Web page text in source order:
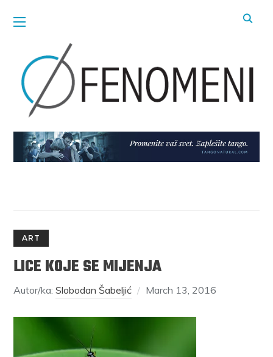
ART
LICE KOJE SE MIJENJA
Autor/ka:Slobodan Šabeljić March 13, 2016